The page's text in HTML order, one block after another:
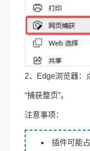
2、Edge浏览器：
“捕获整页”。
注意事项：
插件可能